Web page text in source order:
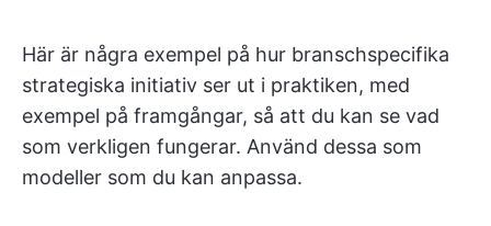
Här är några exempel på hur branschspecifika
strategiska initiativ ser ut i praktiken, med
exempel på framgångar, så att du kan se vad
som verkligen fungerar. Använd dessa som
modeller som du kan anpassa.